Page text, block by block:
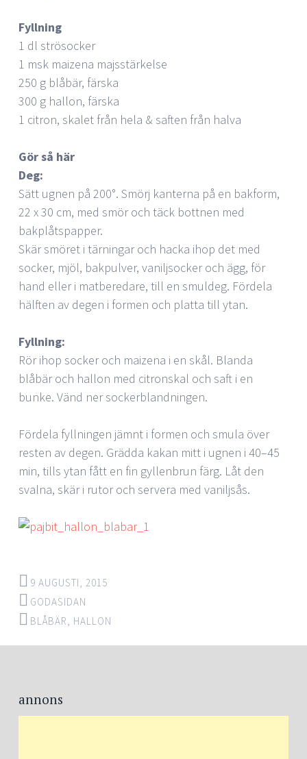
Fyllning
1 dl strösocker
1 msk maizena majsstärkelse
250 g blåbär, färska
300 g hallon, färska
1 citron, skalet från hela & saften från halva
Gör så här
Deg:
Sätt ugnen på 200°. Smörj kanterna på en bakform,
22 x 30 cm, med smör och täck bottnen med
bakplåtspapper.
Skär smöret i tärningar och hacka ihop det med
socker, mjöl, bakpulver, vaniljsocker och ägg, för
hand eller i matberedare, till en smuldeg. Fördela
hälften av degen i formen och platta till ytan.
Fyllning:
Rör ihop socker och maizena i en skål. Blanda
blåbär och hallon med citronskal och saft i en
bunke. Vänd ner sockerblandningen.
Fördela fyllningen jämnt i formen och smula över
resten av degen. Grädda kakan mitt i ugnen i 40–45
min, tills ytan fått en fin gyllenbrun färg. Låt den
svalna, skär i rutor och servera med vaniljsås.
9 AUGUSTI, 2015
GODASIDAN
BLÅBÄR, HALLON
annons